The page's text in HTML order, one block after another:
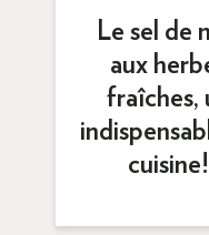
Le sel de
aux
fraîches,
cuisine!